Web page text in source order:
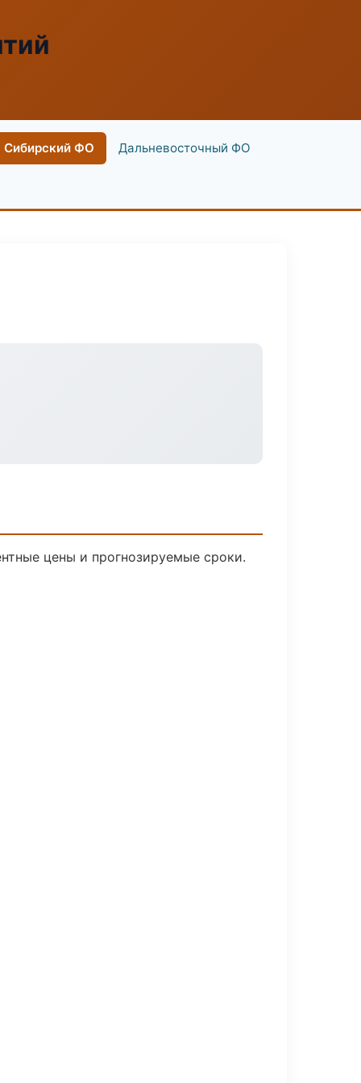
Сибирский ФО Дальневосточный ФО
цены и прогнозируемые сроки.